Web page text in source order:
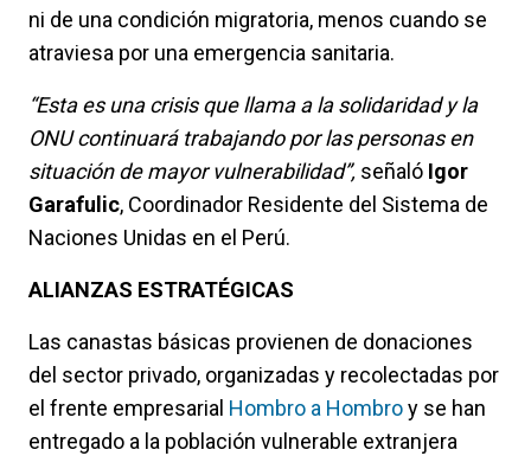
ni de una condición migratoria, menos cuando se
atraviesa por una emergencia sanitaria.
“Esta es una crisis que llama a la solidaridad y la
ONU continuará trabajando por las personas en
situación de mayor vulnerabilidad”, señaló Igor
Garafulic, Coordinador Residente del Sistema de
Naciones Unidas en el Perú.
ALIANZAS ESTRATÉGICAS
Las canastas básicas provienen de donaciones
del sector privado, organizadas y recolectadas por
el frente empresarial Hombro a Hombroy se han
entregado a la población vulnerable extranjera